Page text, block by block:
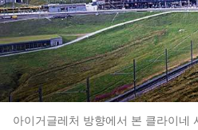
아이거글레처 방향에서 본 클라이네